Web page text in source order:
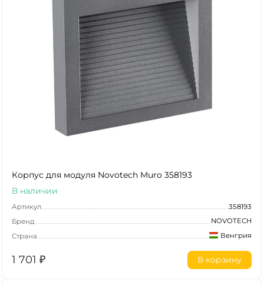
Корпус для модуля Novotech Muro 358193
В наличии
Артикул
358193
Бренд
NOVOTECH
Страна
Венгрия
1 701 ₽ В корзину